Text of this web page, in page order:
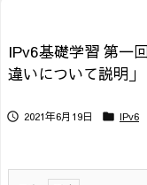
IPv6基礎学習 第一
違いについて説明」
 2021年6月19日  IPv6